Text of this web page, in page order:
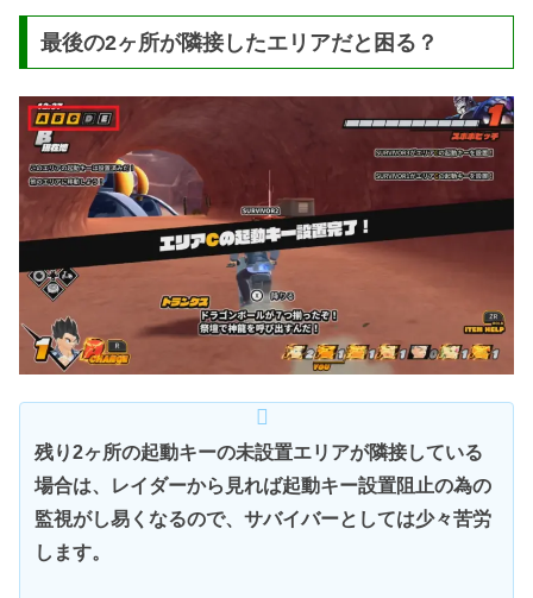
最後の2ヶ所が隣接したエリアだと困る？
残り2ヶ所の起動キーの未設置エリアが隣接している
場合は、レイダーから見れば起動キー設置阻止の為の
監視がし易くなるので、サバイバーとしては少々苦労
します。